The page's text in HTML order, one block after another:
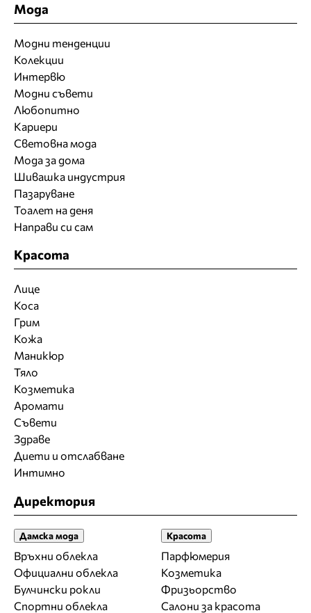
Мода
Модни тенденции
Колекции
Интервю
Модни съвети
Любопитно
Кариери
Световна мода
Мода за дома
Шивашка индустрия
Пазаруване
Тоалет на деня
Направи си сам
Красота
Лице
Коса
Грим
Кожа
Маникюр
Тяло
Козметика
Аромати
Съвети
Здраве
Диети и отслабване
Интимно
Директория
Дамска мода
Връхни облекла
Официални облекла
Булчински рокли
Спортни облекла
Красота
Парфюмерия
Козметика
Фризьорство
Салони за красота